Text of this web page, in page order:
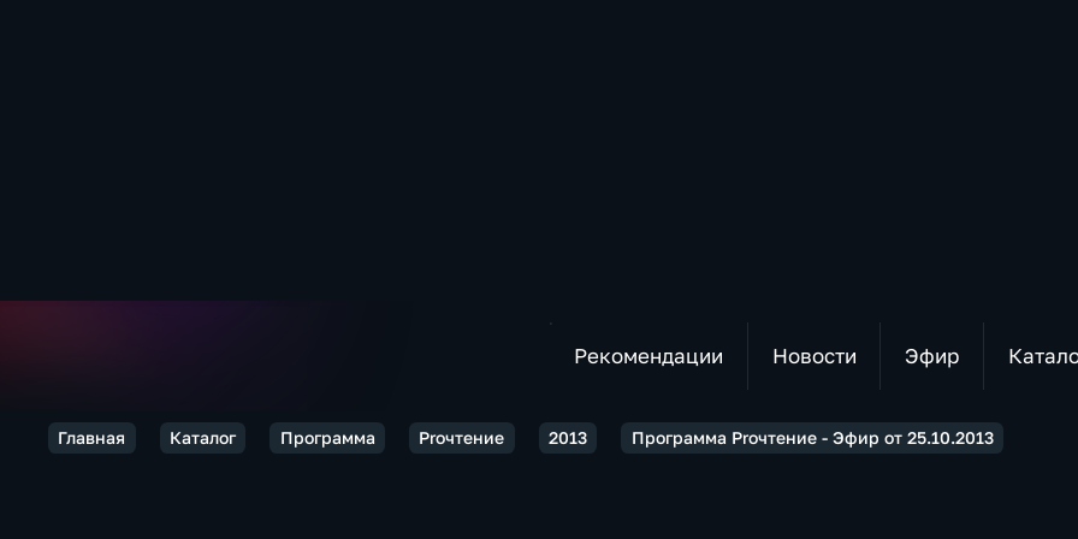
Рекомендации Новости Эфир
Главная Каталог Программа Proчтение 2013 Программа Proчтение - Эфир от 25.10.2013